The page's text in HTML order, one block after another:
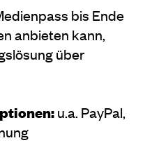
bis Ende
anbieten kann,
über
u.a. PayPal,